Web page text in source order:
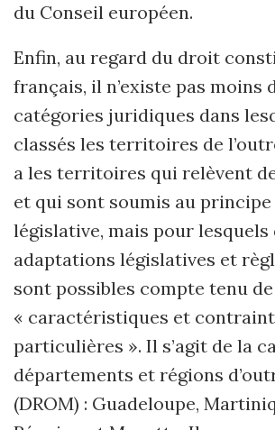
du Conseil européen.
Enfin, au regard du droit
français, il n’existe pas moins
catégories juridiques dans
classés les territoires de
a les territoires qui relèvent
et qui sont soumis au principe
législative, mais pour lesquels
adaptations législatives et
sont possibles compte tenu
« caractéristiques et
particulières ». Il s’agit de la
départements et régions
(DROM) : Guadeloupe,